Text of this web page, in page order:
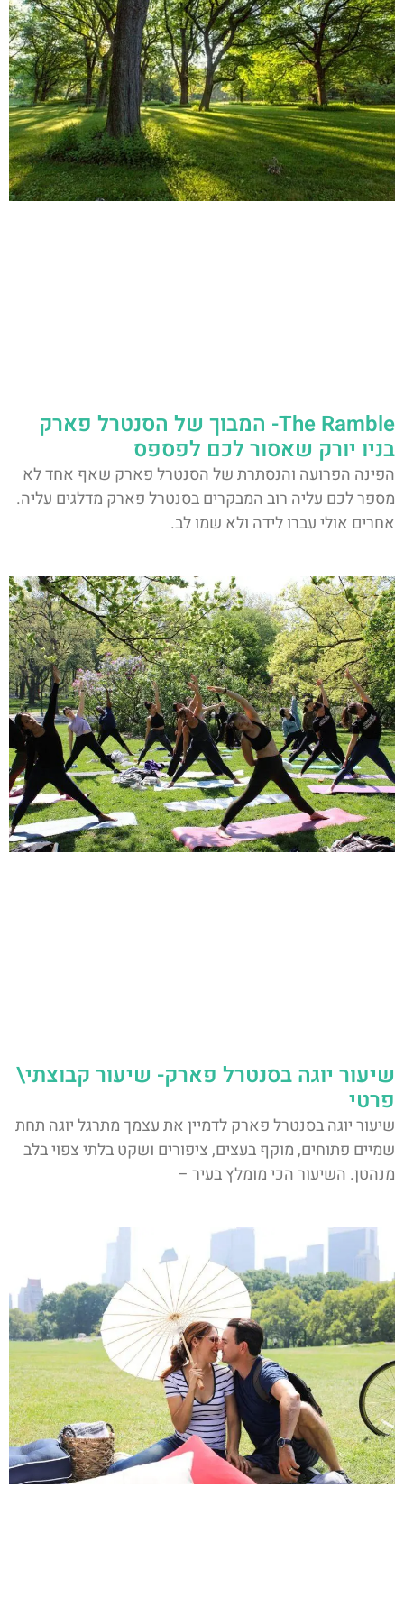
The Ramble- המבוך של הסנטרל פארק
בניו יורק שאסור לכם לפספס
הפינה הפרועה והנסתרת של הסנטרל פארק שאף אחד לא
מספר לכם עליה רוב המבקרים בסנטרל פארק מדלגים עליה.
אחרים אולי עברו לידה ולא שמו לב.
שיעור יוגה בסנטרל פארק- שיעור קבוצתי\
פרטי
שיעור יוגה בסנטרל פארק לדמיין את עצמך מתרגל יוגה תחת
שמיים פתוחים, מוקף בעצים, ציפורים ושקט בלתי צפוי בלב
מנהטן. השיעור הכי מומלץ בעיר –